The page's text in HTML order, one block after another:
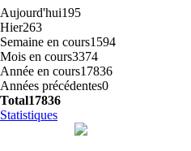
Aujourd'hui195
Hier263
Semaine en cours1594
Mois en cours3374
Année en cours17836
Années précédentes0
Total17836
Statistiques